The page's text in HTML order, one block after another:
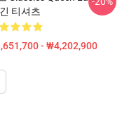
티셔츠
- ₩4,202,900